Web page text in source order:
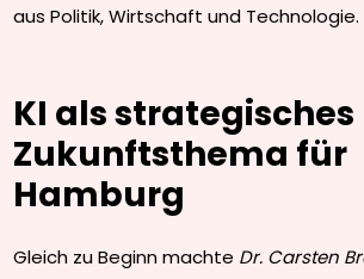
aus Politik, Wirtschaft und Technologie.
KI als strategisches
Zukunftsthema für
Hamburg
Gleich zu Beginn machte Dr. Carsten